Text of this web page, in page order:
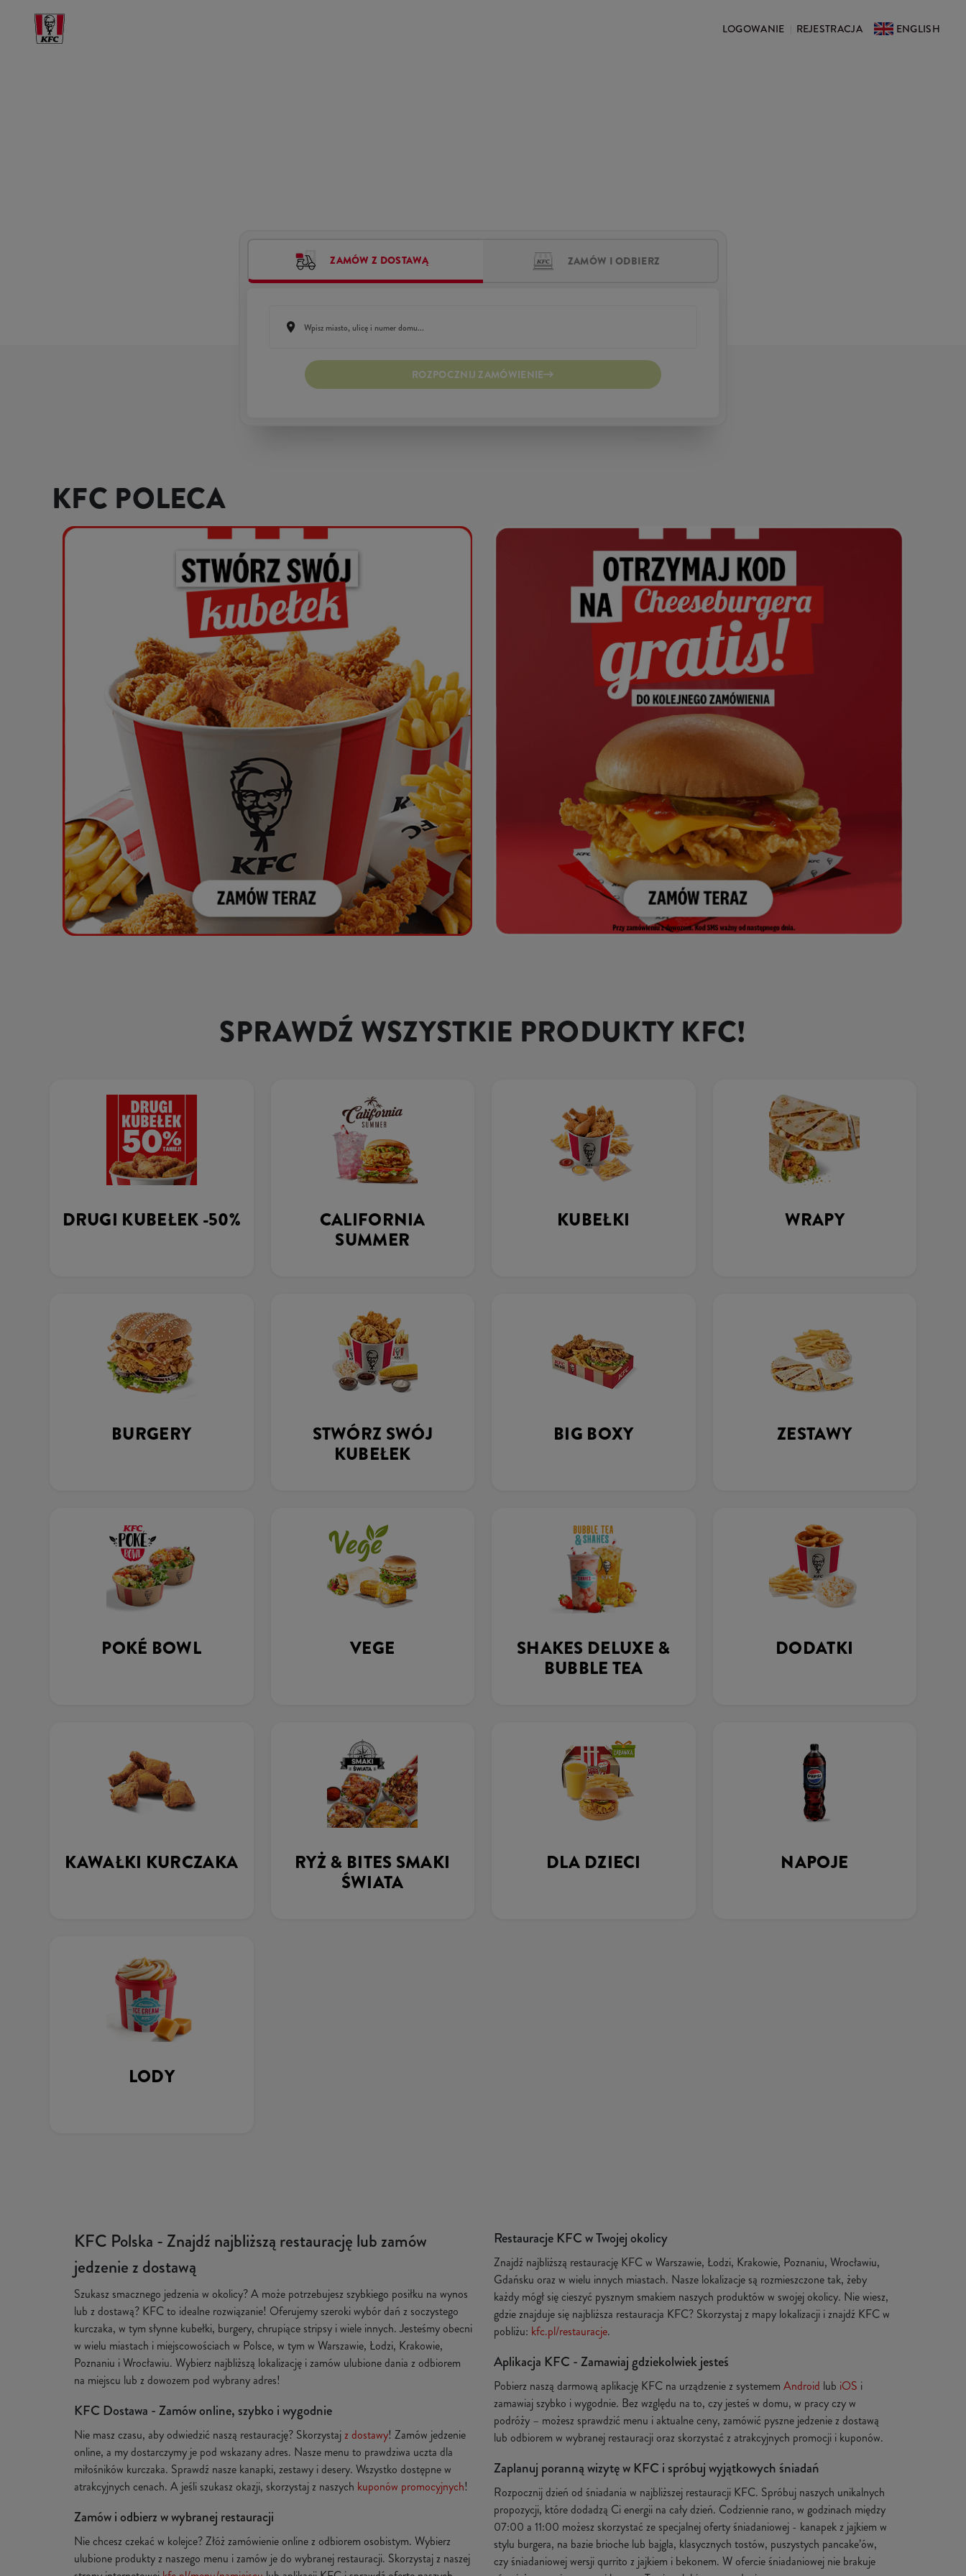
LOGOWANIE REJESTRACJA ENGLISH
ZAMÓW Z DOSTAWĄ ZAMÓW I ODBIERZ
ROZPOCZNIJ ZAMÓWIENIE
KFC POLECA
SPRAWDŹ WSZYSTKIE PRODUKTY KFC!
DRUGI KUBEŁEK -50%
CALIFORNIA
SUMMER
KUBEŁKI WRAPY
BURGERY
STWÓRZ SWÓJ
KUBEŁEK
BIG BOXY ZESTAWY
POKÉ BOWL VEGE
SHAKES DELUXE &
BUBBLE TEA
DODATKI
KAWAŁKI KURCZAKA
RYŻ & BITES SMAKI
ŚWIATA
DLA DZIECI NAPOJE
LODY
KFC Polska - Znajdź najbliższą restaurację lub zamów
jedzenie z dostawą
Szukasz smacznego jedzenia w okolicy? A może potrzebujesz szybkiego posiłku na wynos
lub z dostawą? KFC to idealne rozwiązanie! Oferujemy szeroki wybór dań z soczystego
kurczaka, w tym słynne kubełki, burgery, chrupiące stripsy i wiele innych. Jesteśmy obecni
w wielu miastach i miejscowościach w Polsce, w tym w Warszawie, Łodzi, Krakowie,
Poznaniu i Wrocławiu. Wybierz najbliższą lokalizację i zamów ulubione dania z odbiorem
na miejscu lub z dowozem pod wybrany adres!
KFC Dostawa - Zamów online, szybko i wygodnie
Nie masz czasu, aby odwiedzić naszą restaurację? Skorzystajz dostawy! Zamów jedzenie
online, a my dostarczymy je pod wskazany adres. Nasze menu to prawdziwa uczta dla
miłośników kurczaka. Sprawdź nasze kanapki, zestawy i desery. Wszystko dostępne w
atrakcyjnych cenach. A jeśli szukasz okazji, skorzystaj z naszych kuponów promocyjnych!
Zamów i odbierz w wybranej restauracji
Nie chcesz czekać w kolejce? Złóż zamówienie online z odbiorem osobistym. Wybierz
ulubione produkty z naszego menu i zamów je do wybranej restauracji. Skorzystaj z naszej
Restauracje KFC w Twojej okolicy
Znajdź najbliższą restaurację KFC w Warszawie, Łodzi, Krakowie, Poznaniu, Wrocławiu,
Gdańsku oraz w wielu innych miastach. Nasze lokalizacje są rozmieszczone tak, żeby
każdy mógł się cieszyć pysznym smakiem naszych produktów w swojej okolicy. Nie wiesz,
gdzie znajduje się najbliższa restauracja KFC? Skorzystaj z mapy lokalizacji i znajdź KFC w
pobliżu: kfc.pl/restauracje.
Aplikacja KFC - Zamawiaj gdziekolwiek jesteś
Pobierz naszą darmową aplikację KFC na urządzenie z systemem Android lub iOS i
zamawiaj szybko i wygodnie. Bez względu na to, czy jesteś w domu, w pracy czy w
podróży – możesz sprawdzić menu i aktualne ceny, zamówić pyszne jedzenie z dostawą
lub odbiorem w wybranej restauracji oraz skorzystać z atrakcyjnych promocji i kuponów.
Zaplanuj poranną wizytę w KFC i spróbuj wyjątkowych śniadań
Rozpocznij dzień od śniadania w najbliższej restauracji KFC. Spróbuj naszych unikalnych
propozycji, które dodadzą Ci energii na cały dzień. Codziennie rano, w godzinach między
07:00 a 11:00 możesz skorzystać ze specjalnej oferty śniadaniowej - kanapek z jajkiem w
stylu burgera, na bazie brioche lub bajgla, klasycznych tostów, puszystych pancake’ów,
czy śniadaniowej wersji qurrito z jajkiem i bekonem. W ofercie śniadaniowej nie brakuje